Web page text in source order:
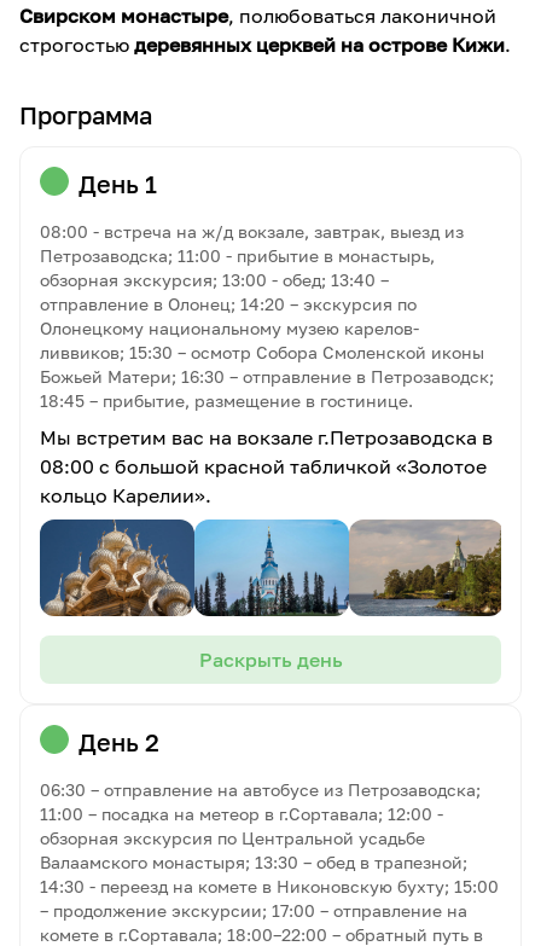
Свирском монастыре, полюбоваться лаконичной
строгостью деревянных церквей на острове Кижи.
Программа
День 1
08:00 - встреча на ж/д вокзале, завтрак, выезд из
Петрозаводска; 11:00 - прибытие в монастырь,
обзорная экскурсия; 13:00 - обед; 13:40 –
отправление в Олонец; 14:20 – экскурсия по
Олонецкому национальному музею карелов-
ливвиков; 15:30 – осмотр Собора Смоленской иконы
Божьей Матери; 16:30 – отправление в Петрозаводск;
18:45 – прибытие, размещение в гостинице.
Мы встретим вас на вокзале г.Петрозаводска в
08:00 с большой красной табличкой «Золотое
кольцо Карелии».
Раскрыть день
День 2
06:30 – отправление на автобусе из Петрозаводска;
11:00 – посадка на метеор в г.Сортавала; 12:00 -
обзорная экскурсия по Центральной усадьбе
Валаамского монастыря; 13:30 – обед в трапезной;
14:30 - переезд на комете в Никоновскую бухту; 15:00
– продолжение экскурсии; 17:00 – отправление на
комете в г.Сортавала; 18:00–22:00 – обратный путь в